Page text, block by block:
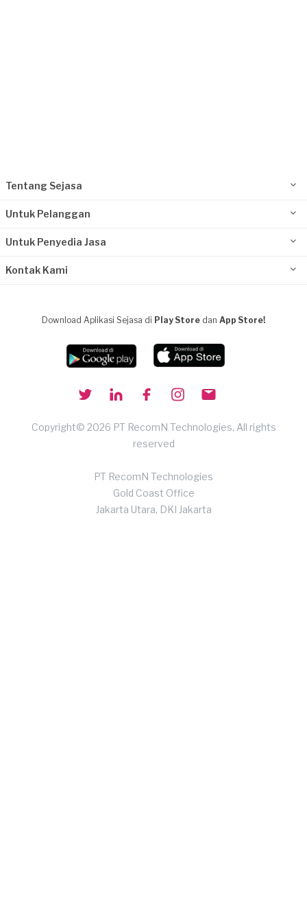
Tentang Sejasa
Untuk Pelanggan
Untuk Penyedia Jasa
Kontak Kami
Download Aplikasi Sejasa di Play Store dan App Store!
Copyright© 2026 PT RecomN Technologies, All rights
reserved
PT RecomN Technologies
Gold Coast Office
Jakarta Utara, DKI Jakarta